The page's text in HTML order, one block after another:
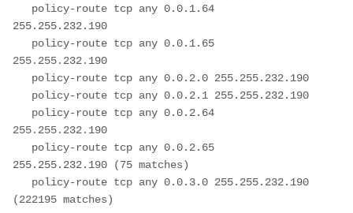
255.255.232.190
255.255.232.190
255.255.232.190
255.255.232.190 (75 matches)